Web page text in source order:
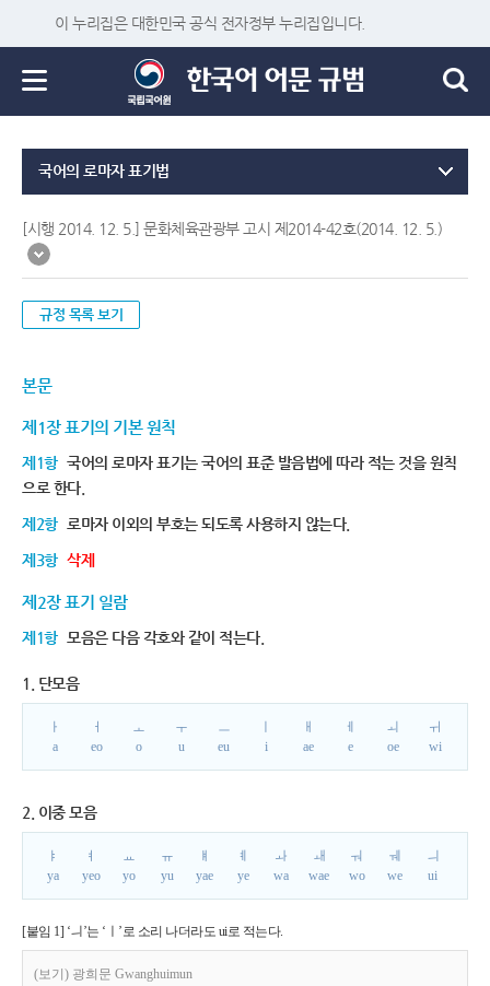
이 누리집은 대한민국 공식 전자정부 누리집입니다.
국어의 로마자 표기법
[시행 2014. 12. 5.] 문화체육관광부 고시 제2014-42호(2014. 12. 5.)
규정 목록 보기
본문
제1장 표기의 기본 원칙
제1항 국어의 로마자 표기는 국어의 표준 발음법에 따라 적는 것을 원칙
으로 한다.
제2항 로마자 이외의 부호는 되도록 사용하지 않는다.
제3항 삭제
제2장 표기 일람
제1항 모음은 다음 각호와 같이 적는다.
1. 단모음
ㅏ
a
ㅓ
eo
ㅗ
o
ㅜ
u
ㅡ
eu
i
ㅐ
ae
ㅔ
e
ㅚ
oe
ㅟ
wi
2. 이중 모음
ㅑ
ya
ㅕ
yeo
ㅛ
yo
ㅠ
yu
ㅒ
yae
ㅖ
ye
ㅘ
wa
ㅙ
wae
ㅝ
wo
ㅞ
we
ㅢ
ui
[붙임 1] ‘ㅢ’는 ‘ㅣ’로 소리 나더라도 ui로 적는다.
(보기) 광희문 Gwanghuimun